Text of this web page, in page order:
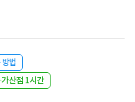
방법
가산점 1시간